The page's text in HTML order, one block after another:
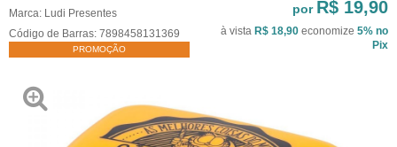
Marca: Ludi Presentes
Código de Barras: 7898458131369
PROMOÇÃO
por R$ 19,90
à vista R$ 18,90 economize 5% no
Pix